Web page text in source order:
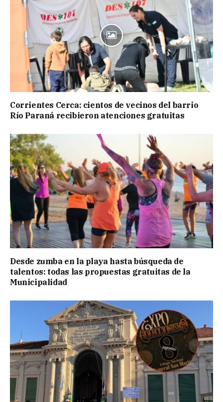
Corrientes Cerca: cientos de vecinos del barrio
Río Paraná recibieron atenciones gratuitas
Desde zumba en la playa hasta búsqueda de
talentos: todas las propuestas gratuitas de la
Municipalidad